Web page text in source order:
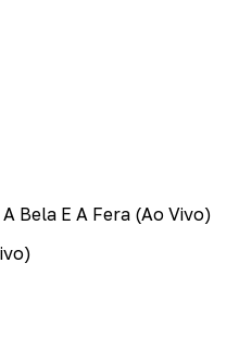
Bela E A Fera (Ao Vivo)